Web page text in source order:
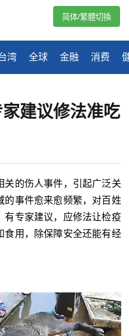
湾 全球 金融 消费
简体/繁體切換
建议修法准吃
关的伤人事件，引起广泛关
的事件愈来愈频繁，对百姓
有专家建议，应修法让检疫
食用，除保障安全还能有经